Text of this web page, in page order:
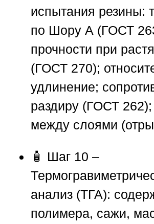
испытания резины:
по Шору А (ГОСТ
прочности при
(ГОСТ 270);
удлинение;
раздиру (ГОСТ 262);
между слоями
🧴 Шаг 10 –
анализ (ТГА):
полимера, сажи,